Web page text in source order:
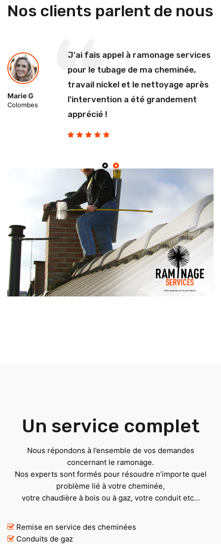
Nos clients parlent de nous
Marie G
Colombes
J'ai fais appel à ramonage services
pour le tubage de ma cheminée,
travail nickel et le nettoyage après
l'intervention a été grandement
apprécié !
Un service complet
Nous répondons à l’ensemble de vos demandes
concernant le ramonage.
Nos experts sont formés pour résoudre n’importe quel
problème lié à votre cheminée,
votre chaudière à bois ou à gaz, votre conduit etc…
Remise en service des cheminées
Conduits de gaz